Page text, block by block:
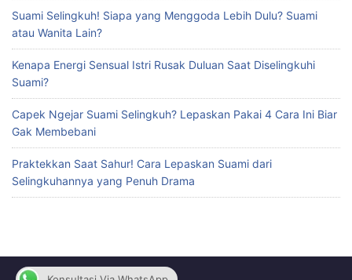
Suami Selingkuh! Siapa yang Menggoda Lebih Dulu? Suami
atau Wanita Lain?
Kenapa Energi Sensual Istri Rusak Duluan Saat Diselingkuhi
Suami?
Capek Ngejar Suami Selingkuh? Lepaskan Pakai 4 Cara Ini Biar
Gak Membebani
Praktekkan Saat Sahur! Cara Lepaskan Suami dari
Selingkuhannya yang Penuh Drama